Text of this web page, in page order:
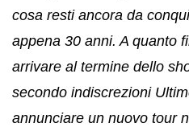
cosa resti ancora da
appena 30 anni. A quanto
arrivare al termine dello
secondo indiscrezioni
annunciare un nuovo tour